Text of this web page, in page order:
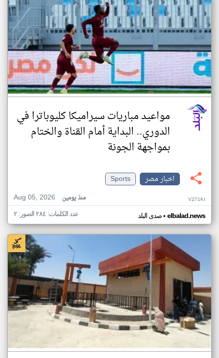
مواعيد مباريات سيراميكا كليوباترا في
الدوري.. البداية أمام القناة والختام
بمواجهة الجونة
اخبار مصر
Sports
Aug 05, 2026
منذ يومين VZ71KI
صدى البلد• elbalad.news عدد الكلمات: ٢٨٤ الصور: ٢